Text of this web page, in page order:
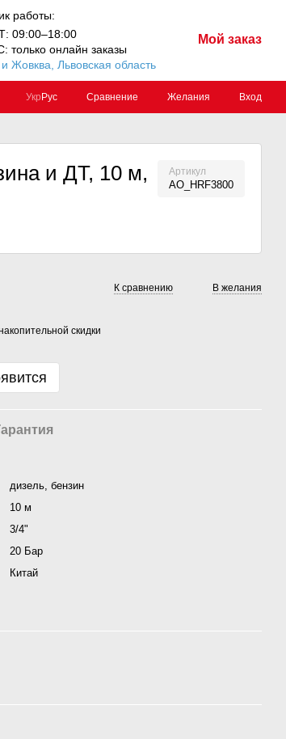
работы:
09:00–18:00
только онлайн заказы
Жовква, Львовская область
Мой заказ
Укр Рус Сравнение Желания Вход
и ДТ, 10 м,
Артикул
AO_HRF3800
К сравнению В желания
скидки
дизель, бензин
10 м
3/4"
20 Бар
Китай